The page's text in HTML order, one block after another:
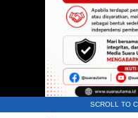
SCROLL TO